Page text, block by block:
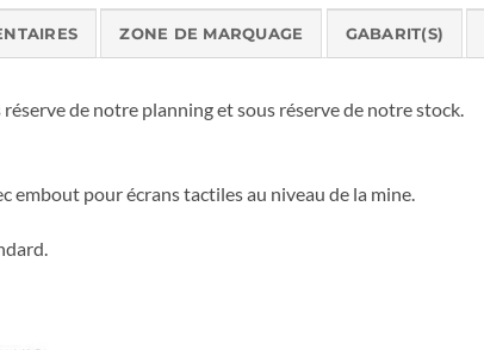
ZONE DE MARQUAGE GABARIT(S)
de notre planning et sous réserve de notre stock.
embout pour écrans tactiles au niveau de la mine.